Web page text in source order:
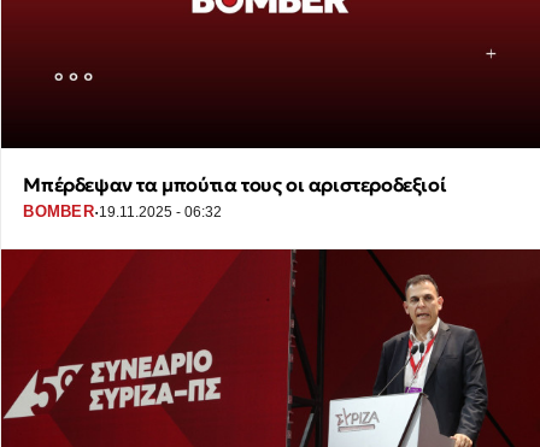
Μπέρδεψαν τα μπούτια τους οι αριστεροδεξιοί
BOMBER·19.11.2025 - 06:32